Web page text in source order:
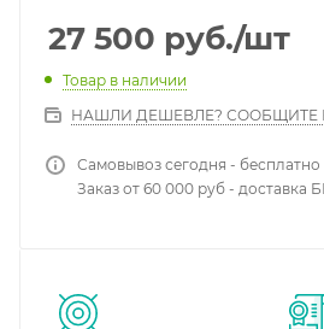
27 500 руб./шт
Товар в наличии
НАШЛИ ДЕШЕВЛЕ? СООБЩИТЕ
Самовывоз сегодня - бесплатно
Заказ от 60 000 руб -